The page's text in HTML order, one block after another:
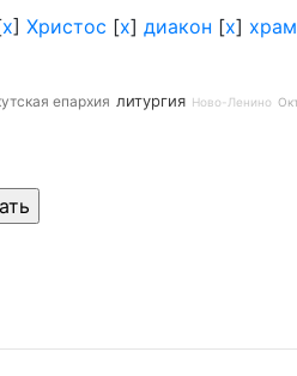
x] Христос [x] диакон [x] храм
епархия литургия Ново-Ленино